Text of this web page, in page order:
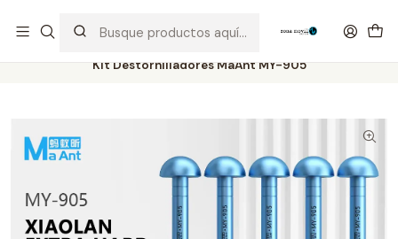
Kit Destornilladores MaAnt MY-905